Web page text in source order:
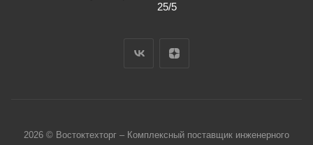
25/5
2026 © Востоктехторг – Комплексный поставщик инженерного